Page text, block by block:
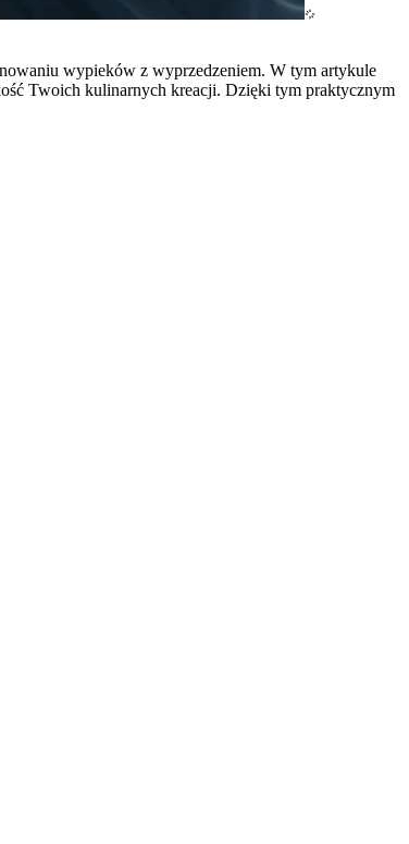
wypieków z wyprzedzeniem. W tym artykule
Twoich kulinarnych kreacji. Dzięki tym praktycznym